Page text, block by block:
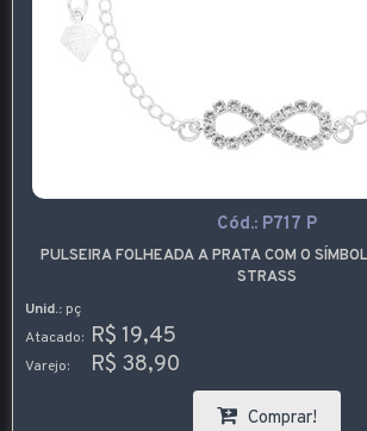
Cód.: P717 P
PULSEIRA FOLHEADA A PRATA COM O
STRASS
Unid.: pç
Atacado: R$ 19,45
Varejo: R$ 38,90
Comprar!